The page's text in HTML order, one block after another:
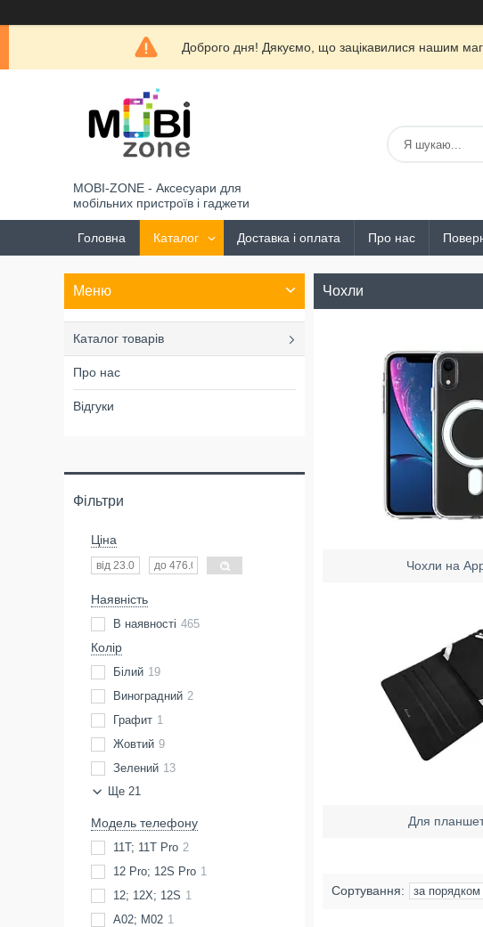
Доброго дня! Дякуємо, що зацікавилися нашим
MOBI-ZONE - Аксесуари для
мобільних пристроїв і гаджети
Головна Каталог Доставка і оплата Про нас
Чохли
Чохли на
Для
Каталог товарів
Про нас
Відгуки
Фільтри
Ціна
Наявність
В наявності 465
Колір
Білий 19
Виноградний 2
Графит 1
Жовтий 9
Зелений 13
Ще 21
Модель телефону
11T; 11T Pro 2
12 Pro; 12S Pro 1
12; 12X; 12S 1
A02; M02 1